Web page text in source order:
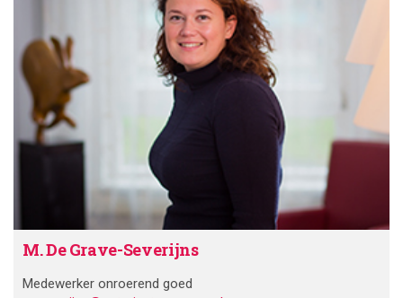
M. De Grave-Severijns
Medewerker onroerend goed